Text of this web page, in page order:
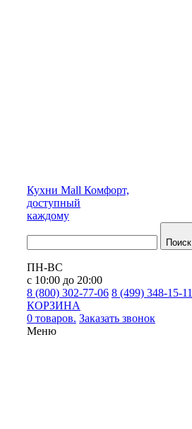
Кухни Mall Комфорт,
доступный
каждому
Поиск
ПН-ВС
с 10:00 до 20:00
8 (800) 302-77-06 8 (499) 348-15-11
КОРЗИНА
0 товаров. Заказать звонок
Меню